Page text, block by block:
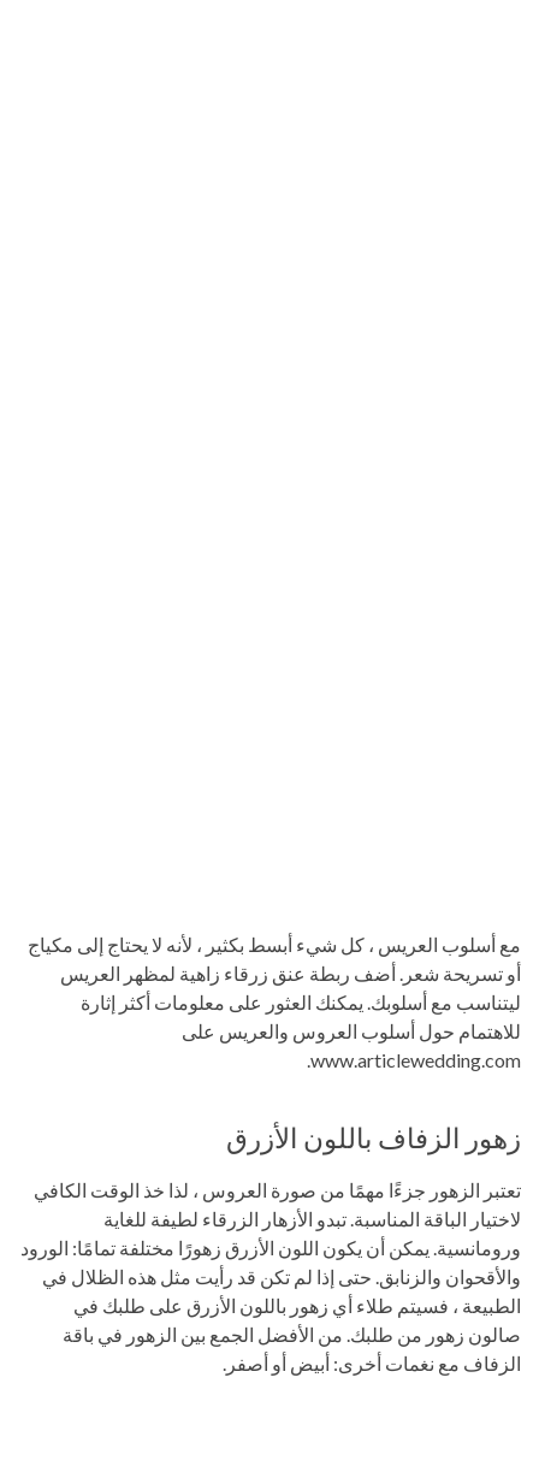
مع أسلوب العريس ، كل شيء أبسط بكثير ، لأنه لا يحتاج إلى مكياج
أو تسريحة شعر. أضف ربطة عنق زرقاء زاهية لمظهر العريس
ليتناسب مع أسلوبك. يمكنك العثور على معلومات أكثر إثارة
للاهتمام حول أسلوب العروس والعريس على
www.articlewedding.com.
زهور الزفاف باللون الأزرق
تعتبر الزهور جزءًا مهمًا من صورة العروس ، لذا خذ الوقت الكافي
لاختيار الباقة المناسبة. تبدو الأزهار الزرقاء لطيفة للغاية
ورومانسية. يمكن أن يكون اللون الأزرق زهورًا مختلفة تمامًا: الورود
والأقحوان والزنابق. حتى إذا لم تكن قد رأيت مثل هذه الظلال في
الطبيعة ، فسيتم طلاء أي زهور باللون الأزرق على طلبك في
صالون زهور من طلبك. من الأفضل الجمع بين الزهور في باقة
الزفاف مع نغمات أخرى: أبيض أو أصفر.